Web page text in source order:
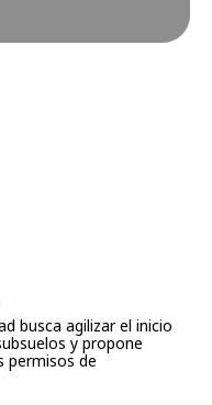
busca agilizar el inicio
y propone
permisos de